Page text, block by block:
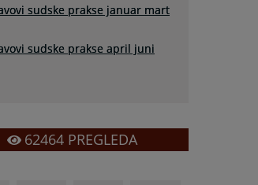
sudske prakse januar mart
sudske prakse april juni
62464PREGLEDA